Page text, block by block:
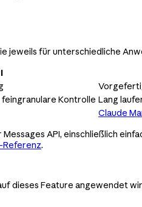
jeweils für unterschiedliche
Kontrolle Lang
Claude
API, einschließlich
Referenz.
dieses Feature angewendet